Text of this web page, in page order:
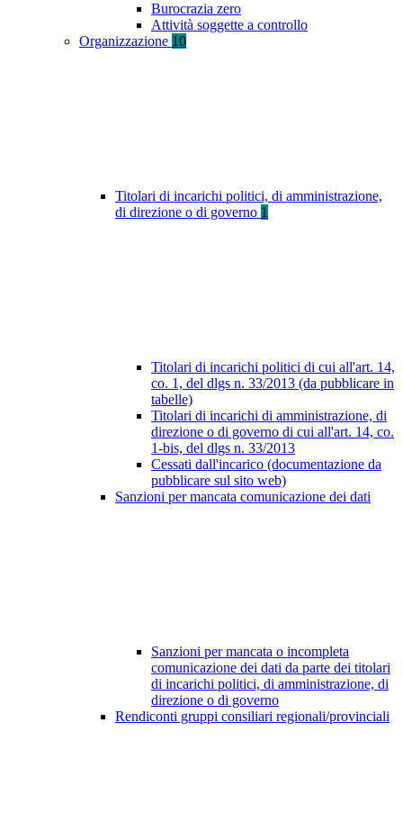
Burocrazia zero
Attività soggette a controllo
Organizzazione 10
Titolari di incarichi politici, di amministrazione,
di direzione o di governo 1
Titolari di incarichi politici di cui all'art. 14,
co. 1, del dlgs n. 33/2013 (da pubblicare in
tabelle)
Titolari di incarichi di amministrazione, di
direzione o di governo di cui all'art. 14, co.
1-bis, del dlgs n. 33/2013
Cessati dall'incarico (documentazione da
pubblicare sul sito web)
Sanzioni per mancata comunicazione dei dati
Sanzioni per mancata o incompleta
comunicazione dei dati da parte dei titolari
di incarichi politici, di amministrazione, di
direzione o di governo
Rendiconti gruppi consiliari regionali/provinciali